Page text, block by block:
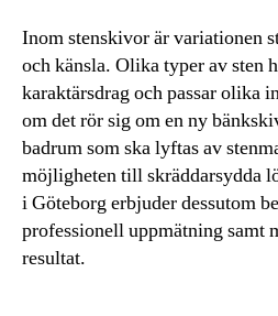
Inom stenskivor är variationen
och känsla. Olika typer av sten
karaktärsdrag och passar olika
om det rör sig om en ny
badrum som ska lyftas av
möjligheten till skräddarsydda
i Göteborg erbjuder dessutom
professionell uppmätning samt
resultat.